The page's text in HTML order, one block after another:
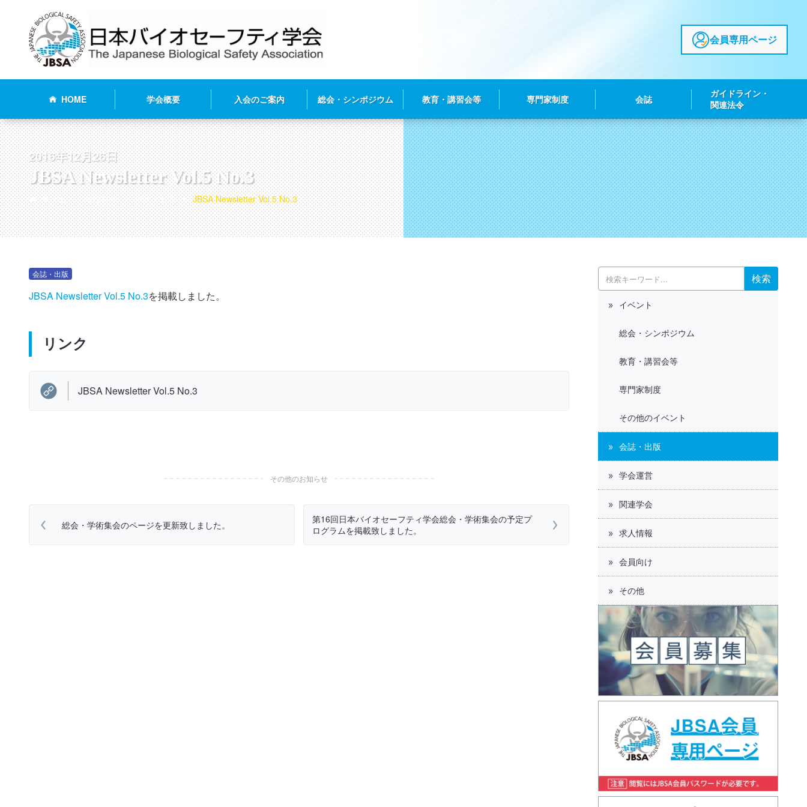
会員専用ページ
HOME 学会概要 入会のご案内 総会・シンポジウム 教育・講習会等 専門家制度 会誌
ガイドライン・
関連法令
2016年12月26日
JBSA Newsletter Vol.5 No.3
ホーム お知らせ 会誌・出版 JBSA Newsletter Vol.5 No.3
会誌・出版
JBSA Newsletter Vol.5 No.3を掲載しました。
リンク
JBSA Newsletter Vol.5 No.3
その他のお知らせ
総会・学術集会のページを更新致しました。
第16回日本バイオセーフティ学会総会・学術集会の予定プ
ログラムを掲載致しました。
検索
イベント
総会・シンポジウム
教育・講習会等
専門家制度
その他のイベント
会誌・出版
学会運営
関連学会
求人情報
会員向け
その他